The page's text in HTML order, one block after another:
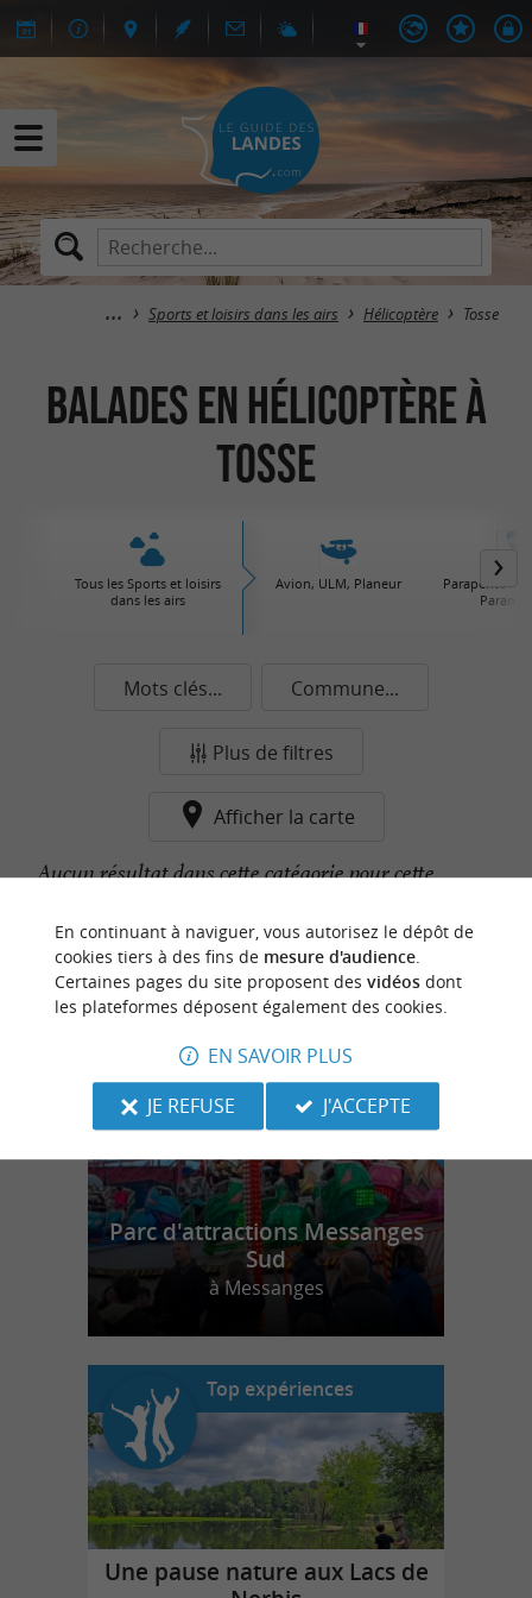
Sports et loisirs dans les airs Hélicoptère Tosse
Balades en Hélicoptère à
Tosse
Tous les Sports et loisirs
dans les airs
Avion, ULM, Planeur
Parapente /
Mots clés... Commune...
Plus de filtres
Afficher la carte
Aucun résultat dans cette catégorie pour cette
n
o
t
r
e
c
o
u
p
d
e
c
o
e
u
r
Parc d'attractions Messanges
Sud
à Messanges
Top expériences
Une pause nature aux Lacs de
En continuant à naviguer, vous autorisez le dépôt de
cookies tiers à des fins de mesure d'audience.
Certaines pages du site proposent des vidéosdont
les plateformes déposent également des cookies.
EN SAVOIR PLUS
JE REFUSE
J'ACCEPTE